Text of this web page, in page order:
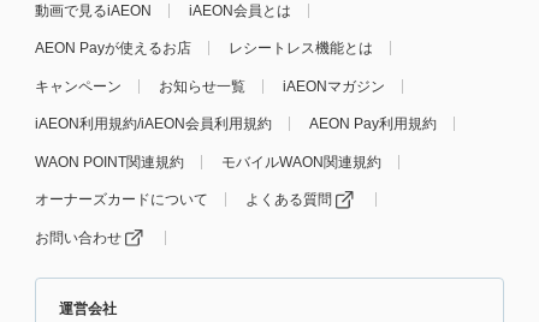
動画で見るiAEON iAEON会員とは
AEON Payが使えるお店 レシートレス機能とは
キャンペーン お知らせ一覧 iAEONマガジン
iAEON利用規約/iAEON会員利用規約 AEON Pay利用規約
WAON POINT関連規約 モバイルWAON関連規約
オーナーズカードについて よくある質問
お問い合わせ
運営会社